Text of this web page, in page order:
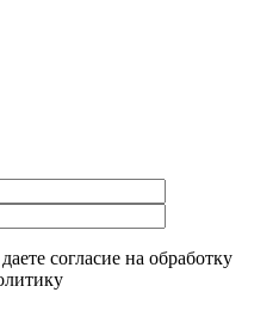
согласие на обработку